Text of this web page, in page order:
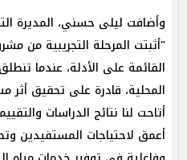
وأضافت ليلى حسني، المديرة
"أثبتت المرحلة التجريبية من
القائمة على الأدلة، عندما
المحلية، قادرة على تحقيق أثر
أتاحت لنا نتائج الدراسات
أعمق لاحتياجات المستفيدين